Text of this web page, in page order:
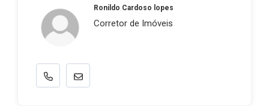
Ronildo Cardoso lopes
Corretor de Imóveis